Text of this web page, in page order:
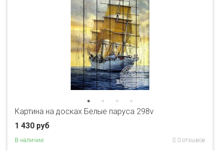
Картина на досках Белые паруса 298v
1 430 руб
В наличии 0 отзывов